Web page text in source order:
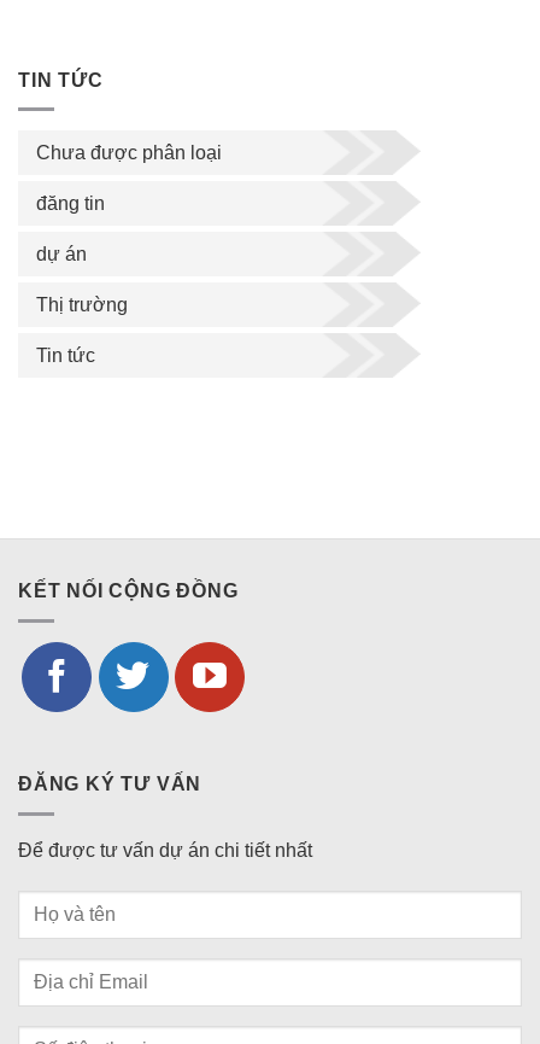
TIN TỨC
Chưa được phân loại
đăng tin
dự án
Thị trường
Tin tức
KẾT NỐI CỘNG ĐỒNG
ĐĂNG KÝ TƯ VẤN
Để được tư vấn dự án chi tiết nhất